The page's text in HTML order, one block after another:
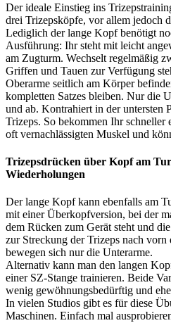
Der ideale Einstieg ins
drei Trizepsköpfe, vor allem jedoch
Lediglich der lange Kopf benötigt
Ausführung: Ihr steht mit leicht
am Zugturm. Wechselt regelmäßig
Griffen und Tauen zur Verfügung
Oberarme seitlich am Körper
kompletten Satzes bleiben. Nur die
und ab. Kontrahiert in der untersten
Trizeps. So bekommen Ihr
oft vernachlässigten Muskel und
Trizepsdrücken über Kopf am
Wiederholungen
Der lange Kopf kann ebenfalls am
mit einer Überkopfversion, bei der
dem Rücken zum Gerät steht und
zur Streckung der Trizeps nach
bewegen sich nur die Unterarme.
Alternativ kann man den langen
einer SZ-Stange trainieren. Beide
wenig gewöhnungsbedürftig und
In vielen Studios gibt es für diese
Maschinen. Einfach mal